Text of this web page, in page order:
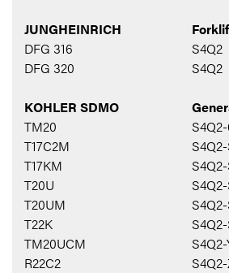
JUNGHEINRICH
DFG 316
S4Q2
DFG 320
S4Q2
KOHLER SDMO
TM20
T17C2M
T17KM
T20U
T20UM
T22K
TM20UCM
R22C2